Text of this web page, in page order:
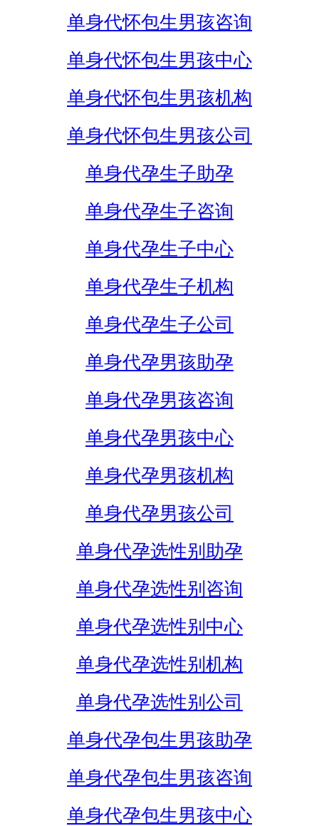
单身代怀包生男孩咨询
单身代怀包生男孩中心
单身代怀包生男孩机构
单身代怀包生男孩公司
单身代孕生子助孕
单身代孕生子咨询
单身代孕生子中心
单身代孕生子机构
单身代孕生子公司
单身代孕男孩助孕
单身代孕男孩咨询
单身代孕男孩中心
单身代孕男孩机构
单身代孕男孩公司
单身代孕选性别助孕
单身代孕选性别咨询
单身代孕选性别中心
单身代孕选性别机构
单身代孕选性别公司
单身代孕包生男孩助孕
单身代孕包生男孩咨询
单身代孕包生男孩中心